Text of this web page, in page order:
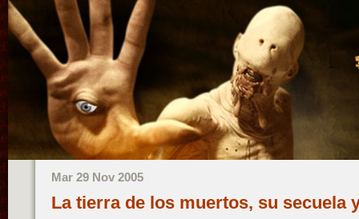
Mar 29 Nov 2005
La tierra de los muertos, su